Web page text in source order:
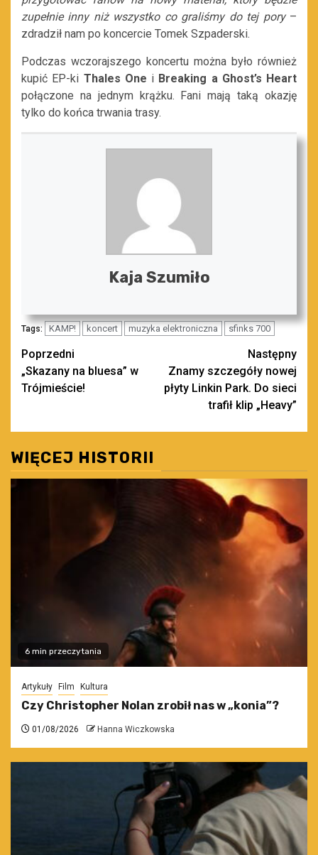
zupełnie inny niż wszystko co graliśmy do tej pory–
zdradził nam po koncercie Tomek Szpaderski.
Podczas wczorajszego koncertu można było również
kupić EP-ki Thales One i Breaking a Ghost’s Heart
połączone na jednym krążku. Fani mają taką okazję
tylko do końca trwania trasy.
Kaja Szumiło
Tags: KAMP! koncert muzyka elektroniczna sfinks 700
Zobacz
wpisy
Poprzedni
„Skazany na bluesa” w
Trójmieście!
Następny
Znamy szczegóły nowej
płyty Linkin Park. Do sieci
trafił klip „Heavy”
WIĘCEJ HISTORII
6 min przeczytania
Artykuły Film Kultura
Czy Christopher Nolan zrobił nas w „konia”?
01/08/2026 Hanna Wiczkowska